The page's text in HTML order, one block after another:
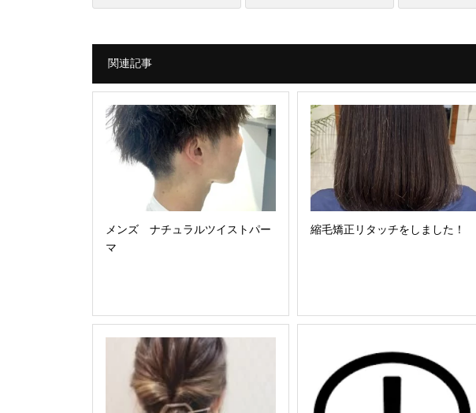
関連記事
メンズ ナチュラルツイストパー
マ
縮毛矯正リタッチをしました！